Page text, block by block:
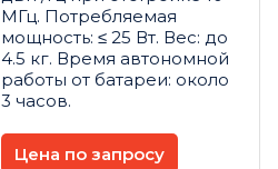
МГц. Потребляемая
мощность: ≤ 25 Вт. Вес: до
4.5 кг. Время автономной
работы от батареи: около
3 часов.
Цена по запросу